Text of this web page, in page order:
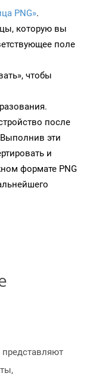
PNG».
которую вы
поле
чтобы
после
эти
и
формате PNG